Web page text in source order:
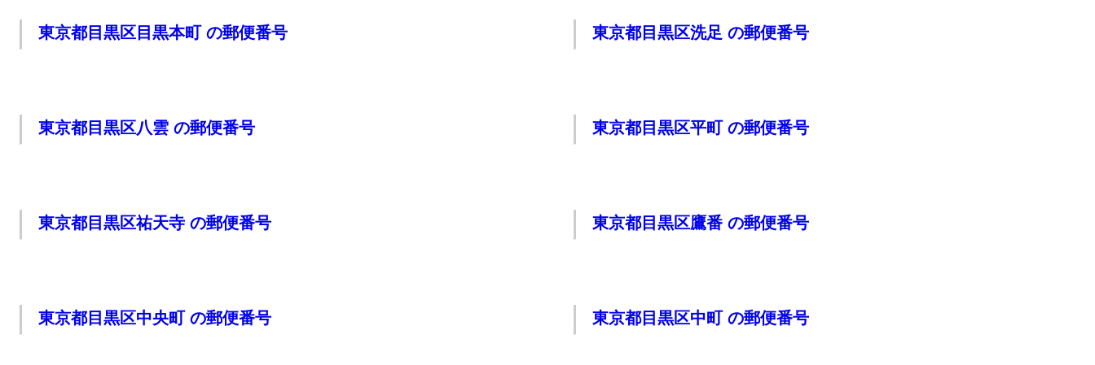
東京都目黒区目黒本町 の郵便番号 東京都目黒区洗足 の郵便番号
東京都目黒区八雲 の郵便番号 東京都目黒区平町 の郵便番号
東京都目黒区祐天寺 の郵便番号 東京都目黒区鷹番 の郵便番号
東京都目黒区中央町 の郵便番号 東京都目黒区中町 の郵便番号